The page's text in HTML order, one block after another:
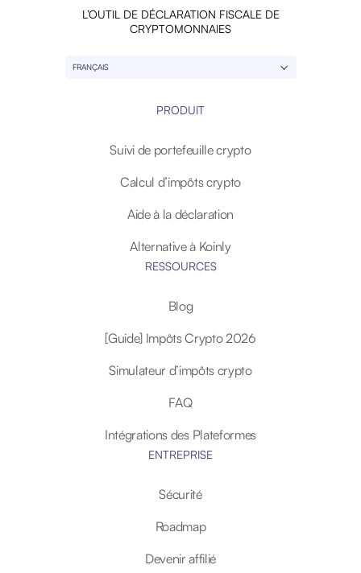
L’OUTIL DE DÉCLARATION FISCALE DE
CRYPTOMONNAIES
FRANÇAIS
PRODUIT
Suivi de portefeuille crypto
Calcul d’impôts crypto
Aide à la déclaration
Alternative à Koinly
RESSOURCES
Blog
[Guide] Impôts Crypto 2026
Simulateur d’impôts crypto
FAQ
Intégrations des Plateformes
ENTREPRISE
Sécurité
Roadmap
Devenir affilié